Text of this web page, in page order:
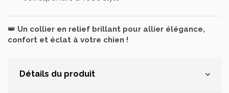
👑 Un collier en relief brillant pour allier élégance,
confort et éclat à votre chien !
Détails du produit